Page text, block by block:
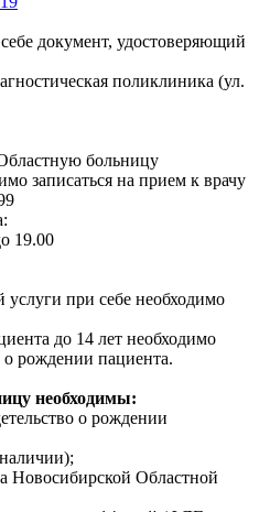
документ, удостоверяющий
поликлиника (ул.
больницу
записаться на прием к врачу
19.00
при себе необходимо
до 14 лет необходимо
о рождении пациента.
необходимы:
о рождении
Новосибирской Областной